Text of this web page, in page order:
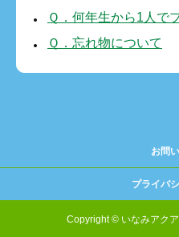
Ｑ．何年生から1人で
Ｑ．忘れ物について
お問
プライバ
Copyright © いなみアク